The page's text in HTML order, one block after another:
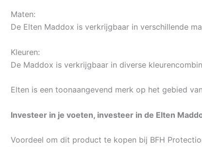
Maten:
De Elten Maddox is verkrijgbaar in verschillende
Kleuren:
De Maddox is verkrijgbaar in diverse
Elten is een toonaangevend merk op het gebied
Investeer in je voeten, investeer in de Elten
Voordeel om dit product te kopen bij BFH